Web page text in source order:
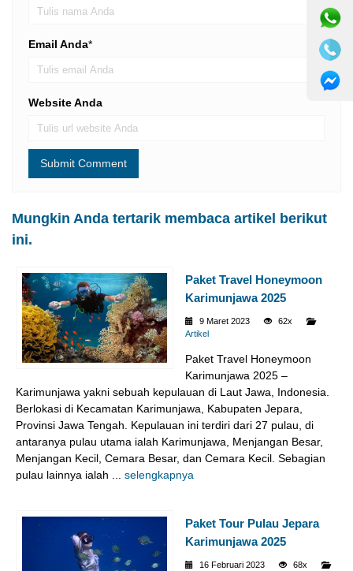
Email Anda*
Website Anda
Mungkin Anda tertarik membaca artikel berikut
ini.
Paket Travel Honeymoon
Karimunjawa 2025
9 Maret 2023
62x
Artikel
Paket Travel Honeymoon
Karimunjawa 2025 –
Karimunjawa yakni sebuah kepulauan di Laut Jawa, Indonesia.
Berlokasi di Kecamatan Karimunjawa, Kabupaten Jepara,
Provinsi Jawa Tengah. Kepulauan ini terdiri dari 27 pulau, di
antaranya pulau utama ialah Karimunjawa, Menjangan Besar,
Menjangan Kecil, Cemara Besar, dan Cemara Kecil. Sebagian
pulau lainnya ialah ... selengkapnya
Paket Tour Pulau Jepara
Karimunjawa 2025
16 Februari 2023
68x